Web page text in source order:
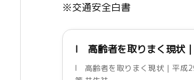
※交通安全白書
I 高齢者を取りまく現状
I 高齢者を取りまく現状｜平成